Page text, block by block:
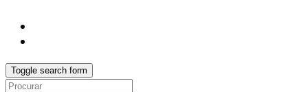
Toggle search form
Search